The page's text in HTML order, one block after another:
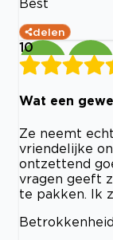
Best
delen
10
Wat een
Ze neemt
vriendelijke
ontzettend
vragen geeft
te pakken. Ik
Betrokkenheid